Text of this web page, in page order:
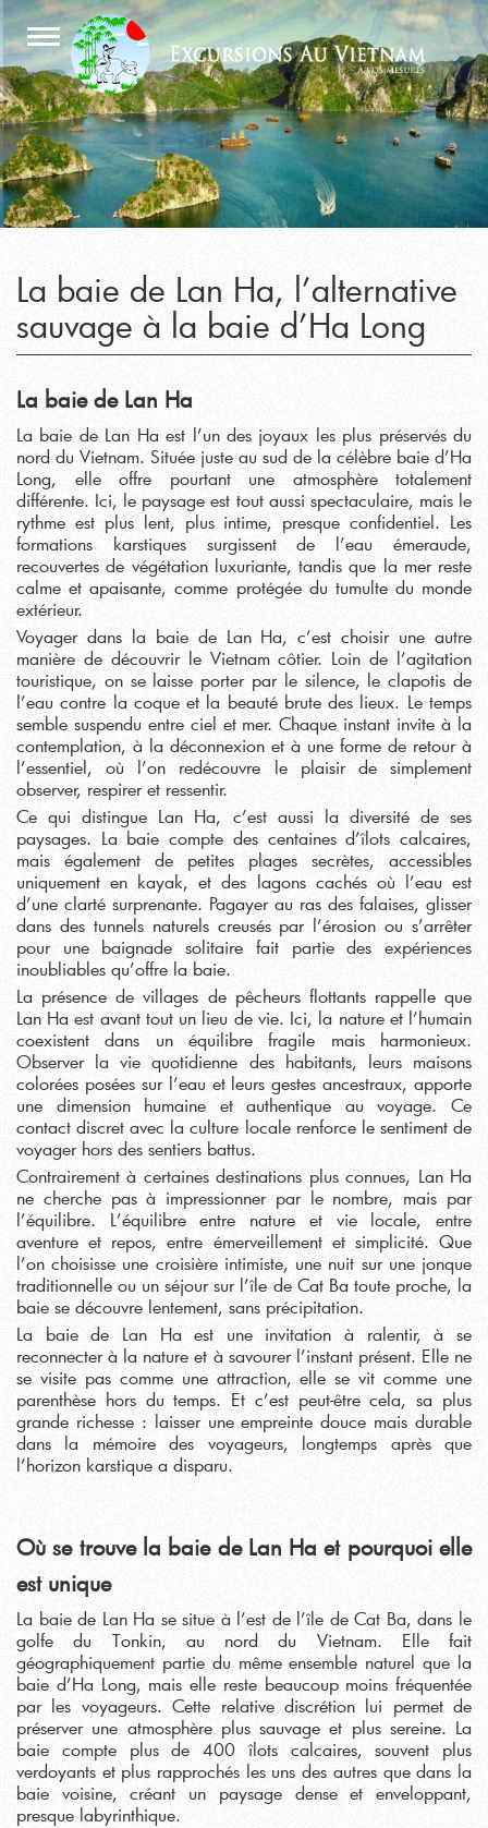
La baie de Lan Ha, l’alternative
sauvage à la baie d’Ha Long
La baie de Lan Ha
La baie de Lan Ha est l’un des joyaux les plus préservés du
nord du Vietnam. Située juste au sud de la célèbre baie d’Ha
Long, elle offre pourtant une atmosphère totalement
différente. Ici, le paysage est tout aussi spectaculaire, mais le
rythme est plus lent, plus intime, presque confidentiel. Les
formations karstiques surgissent de l’eau émeraude,
recouvertes de végétation luxuriante, tandis que la mer reste
calme et apaisante, comme protégée du tumulte du monde
extérieur.
Voyager dans la baie de Lan Ha, c’est choisir une autre
manière de découvrir le Vietnam côtier. Loin de l’agitation
touristique, on se laisse porter par le silence, le clapotis de
l’eau contre la coque et la beauté brute des lieux. Le temps
semble suspendu entre ciel et mer. Chaque instant invite à la
contemplation, à la déconnexion et à une forme de retour à
l’essentiel, où l’on redécouvre le plaisir de simplement
observer, respirer et ressentir.
Ce qui distingue Lan Ha, c’est aussi la diversité de ses
paysages. La baie compte des centaines d’îlots calcaires,
mais également de petites plages secrètes, accessibles
uniquement en kayak, et des lagons cachés où l’eau est
d’une clarté surprenante. Pagayer au ras des falaises, glisser
dans des tunnels naturels creusés par l’érosion ou s’arrêter
pour une baignade solitaire fait partie des expériences
inoubliables qu’offre la baie.
La présence de villages de pêcheurs flottants rappelle que
Lan Ha est avant tout un lieu de vie. Ici, la nature et l’humain
coexistent dans un équilibre fragile mais harmonieux.
Observer la vie quotidienne des habitants, leurs maisons
colorées posées sur l’eau et leurs gestes ancestraux, apporte
une dimension humaine et authentique au voyage. Ce
contact discret avec la culture locale renforce le sentiment de
voyager hors des sentiers battus.
Contrairement à certaines destinations plus connues, Lan Ha
ne cherche pas à impressionner par le nombre, mais par
l’équilibre. L’équilibre entre nature et vie locale, entre
aventure et repos, entre émerveillement et simplicité. Que
l’on choisisse une croisière intimiste, une nuit sur une jonque
traditionnelle ou un séjour sur l’île de Cat Ba toute proche, la
baie se découvre lentement, sans précipitation.
La baie de Lan Ha est une invitation à ralentir, à se
reconnecter à la nature et à savourer l’instant présent. Elle ne
se visite pas comme une attraction, elle se vit comme une
parenthèse hors du temps. Et c’est peut-être cela, sa plus
grande richesse : laisser une empreinte douce mais durable
dans la mémoire des voyageurs, longtemps après que
l’horizon karstique a disparu.
Où se trouve la baie de Lan Ha et pourquoi elle
est unique
La baie de Lan Ha se situe à l’est de l’île de Cat Ba, dans le
golfe du Tonkin, au nord du Vietnam. Elle fait
géographiquement partie du même ensemble naturel que la
baie d’Ha Long, mais elle reste beaucoup moins fréquentée
par les voyageurs. Cette relative discrétion lui permet de
préserver une atmosphère plus sauvage et plus sereine. La
baie compte plus de 400 îlots calcaires, souvent plus
verdoyants et plus rapprochés les uns des autres que dans la
baie voisine, créant un paysage dense et enveloppant,
presque labyrinthique.